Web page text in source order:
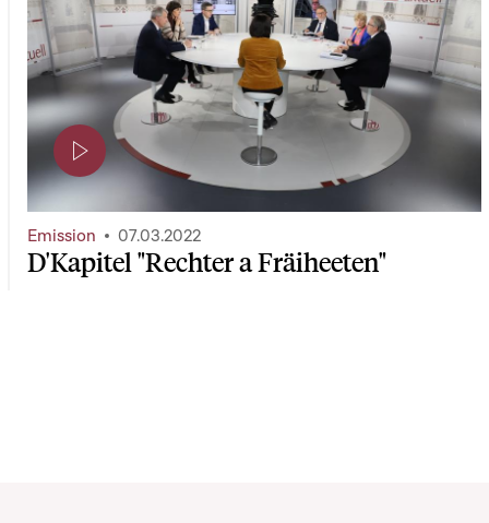
D'Kapitel "Rechter a Fräiheeten"
Emission 07.03.2022